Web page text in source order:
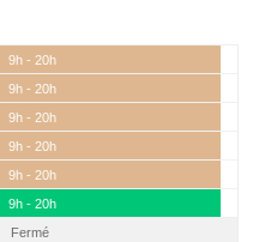
9h - 20h
9h - 20h
9h - 20h
9h - 20h
9h - 20h
9h - 20h
Fermé